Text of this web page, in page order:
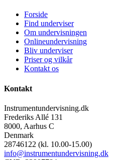
Forside
Find underviser
Om undervisningen
Onlineundervisning
Bliv underviser
Priser og vilkår
Kontakt os
Kontakt
Instrumentundervisning.dk
Frederiks Allé 131
8000, Aarhus C
Denmark
28746122 (kl. 10.00-15.00)
info@instrumentundervisning.dk